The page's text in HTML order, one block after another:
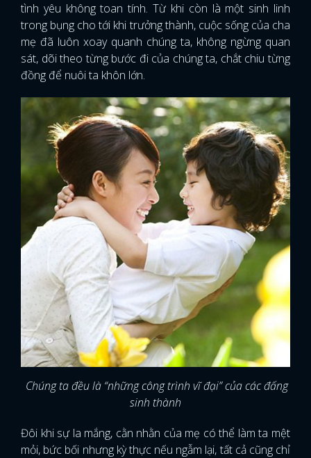
tình yêu không toan tính. Từ khi còn là một sinh linh
trong bụng cho tới khi trưởng thành, cuộc sống của cha
mẹ đã luôn xoay quanh chúng ta, không ngừng quan
sát, dõi theo từng bước đi của chúng ta, chắt chiu từng
đồng để nuôi ta khôn lớn.
Chúng ta đều là “những công trình vĩ đại” của các đấng
sinh thành
Đôi khi sự la mắng, cằn nhằn của mẹ có thể làm ta mệt
mỏi, bức bối nhưng kỳ thực nếu ngẫm lại, tất cả cũng chỉ